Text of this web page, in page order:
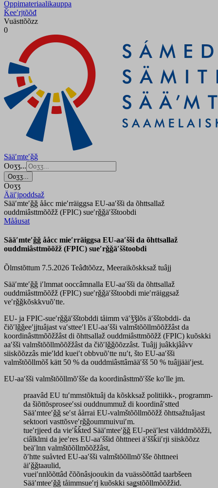
Oppimateriaalikauppa
Ǩeeʹrjtõõđ
Vuästtõõzz
0
Sääʹmteʹǧǧ
Ooʒʒ...
Ooʒʒ...
Ooʒʒ
Ääiʹjpoddsaž
Sääʹmteʹǧǧ ååcc mieʹrräiggsa EU-aaʹšši da õhttsallaž
ouddmiâsttmõõžž (FPIC) sueʹrǧǧäʹšštoobdi
Mååusat
Sääʹmteʹǧǧ ååcc mieʹrräiggsa EU-aaʹšši da õhttsallaž
ouddmiâsttmõõžž (FPIC) sueʹrǧǧäʹšštoobdi
Õlmstõttum 7.5.2026 Teâđtõõzz, Meeraikõskksaž tuâjj
Sääʹmteʹǧǧ iʹlmmat ooccâmnalla EU-aaʹšši da õhttsallaž
ouddmiâsttmõõžž (FPIC) sueʹrǧǧäʹšštoobdi mieʹrräiggsaž
veʹrǧǧkõskkvuõʹtte.
EU- ja FPIC-sueʹrǧǧäʹšštobddi tåimm väʹǯǯlõs äʹšštobddi- da
čiõʹlǧǧeeʹjjtuâjast vaʹstteeʹl EU-aaʹšši valmštõõllmõõžžâst da
koordinâsttmõõžžâst di õhttsallaž ouddmiâsttmõõžž (FPIC) kuõskki
aaʹšši valmštõõllmõõžžâst da čiõʹlǧǧõõzzâst. Tuâjj juâkkjââvv
siiskõõzzâs mieʹldd kueiʹt obbvuõʹtte nuʹt, što EU-aaʹšši
valmštõõllmõš kätt 50 % da ouddmiâsttâmääʹšš 50 % tuâjjääiʹjest.
EU-aaʹšši valmštõõllmõʹšše da koordinâsttmõʹšše koʹlle jm.
praavâd EU tuʹmmstõktuâj da kõskksaž politiikk-, programm-
da šiõttõsproseeʹssi ouddnummuž di koordinâʹstted
Sääʹmteeʹǧǧ seʹst åårrai EU-valmštõõllmõõžž õhttsažtuâjast
sektoori vasttõsveʹrǧǧoummuivuiʹm.
tueʹrjjeed da vieʹǩǩted Sääʹmteeʹǧǧ EU-peäʹlest välddmõõžži,
ciâlklmi da jeeʹres EU-aaʹššid õhttneei äʹššǩiiʹrji siiskõõzz
beäʹlnn valmštõõllmõõžžâst,
õʹhtte suåvted EU-aaʹšši valmštõõllmõʹšše õhttneei
äiʹǧǧtaaulid,
vueiʹnnlõõttâd čõõnâsjooukin da vuässõõttâd taarbšeen
Sääʹmteeʹǧǧ tåimmsueʹrj kuõskki saǥstõõllmõõžžid.